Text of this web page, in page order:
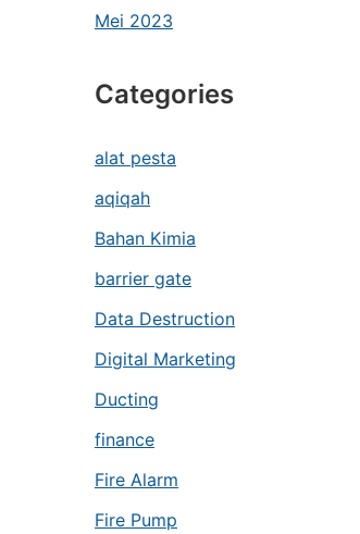
Mei 2023
Categories
alat pesta
aqiqah
Bahan Kimia
barrier gate
Data Destruction
Digital Marketing
Ducting
finance
Fire Alarm
Fire Pump